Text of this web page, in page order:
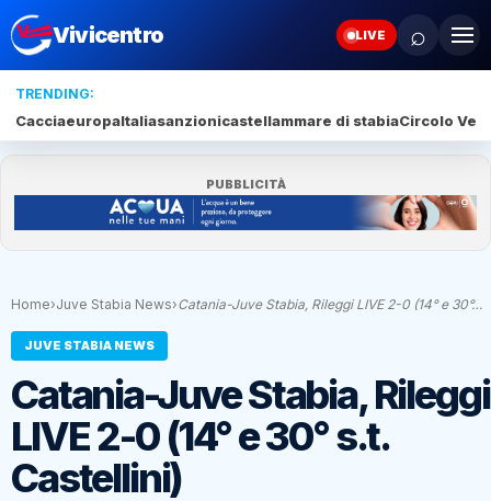
Vivicentro LIVE ⌕
TRENDING:
CacciaeuropaItaliasanzionicastellammare di stabiaCircolo
PUBBLICITÀ
Home›Juve Stabia News›Catania-Juve Stabia, Rileggi LIVE 2-0 (14° e 30°…
JUVE STABIA NEWS
Catania-Juve Stabia, Rileggi
LIVE 2-0 (14° e 30° s.t.
Castellini)